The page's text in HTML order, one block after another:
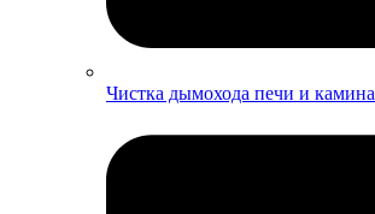
Чистка дымохода печи и камина